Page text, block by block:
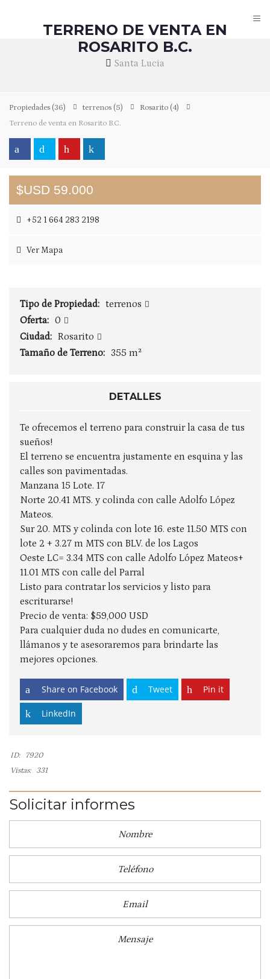
≡
TERRENO DE VENTA EN
ROSARITO B.C.
Santa Lucia
Propiedades (36) terrenos (5) Rosarito (4)
Terreno de venta en Rosarito B.C.
$USD 59.000
+52 1 664 283 2198
Ver Mapa
Tipo de Propiedad: terrenos
Oferta: 0
Ciudad: Rosarito
Tamaño de Terreno: 355 m²
DETALLES
Te ofrecemos el terreno para construir la casa de tus
sueños!
El terreno se encuentra justamente en esquina y las
calles son pavimentadas.
Manzana 15 Lote. 17
Norte 20.41 MTS. y colinda con calle Adolfo López
Mateos.
Sur 20. MTS y colinda con lote 16. este 11.50 MTS con
lote 2 + 3.27 m MTS con BLV. de los Lagos
Oeste LC= 3.34 MTS con calle Adolfo López Mateos+
11.01 MTS con calle del Parral
Listo para contratar los servicios y listo para
escriturarse!
Precio de venta: $59,000 USD
Para cualquier duda no dudes en comunicarte,
llámanos y te asesoraremos para brindarte las
mejores opciones.
Share on Facebook Tweet Pin it
LinkedIn
ID:
7920
Vistas: 331
Solicitar informes